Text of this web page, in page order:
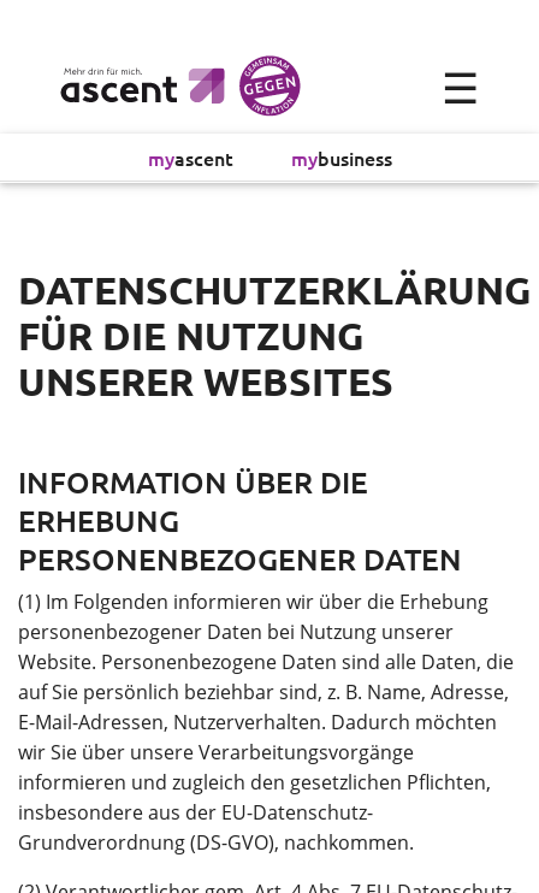
myascent mybusiness
×
Alltagsökonomie
Absicherung
Finanzvorsorge
Vollmachtsplanung
Sachversicherung
Sparen
Unternehmen
SparpotenzialCheck Vortrag finden
☰
DATENSCHUTZERKLÄRUNG
FÜR DIE NUTZUNG
UNSERER WEBSITES
INFORMATION ÜBER DIE
ERHEBUNG
PERSONENBEZOGENER DATEN
(1) Im Folgenden informieren wir über die Erhebung
personenbezogener Daten bei Nutzung unserer
Website. Personenbezogene Daten sind alle Daten, die
auf Sie persönlich beziehbar sind, z. B. Name, Adresse,
E-Mail-Adressen, Nutzerverhalten. Dadurch möchten
wir Sie über unsere Verarbeitungsvorgänge
informieren und zugleich den gesetzlichen Pflichten,
insbesondere aus der EU-Datenschutz-
Grundverordnung (DS-GVO), nachkommen.